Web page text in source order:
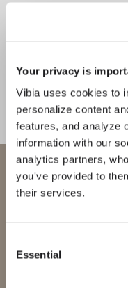
Your privacy is
Vibia uses cookies to
personalize content
features, and analyze
information with our
analytics partners,
you've provided to
their services.
Selection
Essential
Sie
Bitte wählen Sie die
sicherzustellen, dass